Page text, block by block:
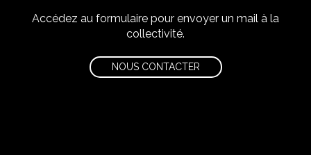
Accédez au formulaire pour envoyer un mail à la
collectivité.
NOUS CONTACTER